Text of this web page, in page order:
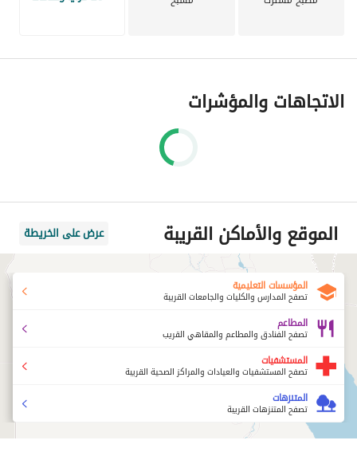
الاتجاهات والمؤشرات
الموقع والأماكن القريبة عرض على الخريطة
المؤسسات التعليمية
تصفح المدارس والكليات والجامعات القريبة
المطاعم
تصفح الفنادق والمطاعم والمقاهي القريب
المستشفيات
تصفح المستشفيات والعيادات والمراكز الصحية القريبة
المتنزهات
تصفح المتنزهات القريبة